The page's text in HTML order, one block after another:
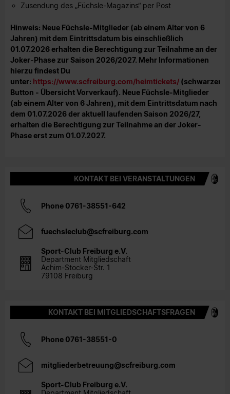
Zusendung des „Füchsle-Magazins“ per Post
Hinweis: Neue Füchsle-Mitglieder (ab einem Alter von 6
Jahren) mit dem Eintrittsdatum bis einschließlich
01.07.2026 erhalten die Berechtigung zur Teilnahme an der
Joker-Phase zur Saison 2026/2027. Mehr Informationen
hierzu findest Du
unter: https://www.scfreiburg.com/heimtickets/ (schwarzer
Button - Übersicht Vorverkauf). Neue Füchsle-Mitglieder
(ab einem Alter von 6 Jahren), mit dem Eintrittsdatum nach
dem 01.07.2026 der aktuell laufenden Saison 2026/27,
erhalten die Berechtigung zur Teilnahme an der Joker-
Phase erst zum 01.07.2027.
KONTAKT BEI VERANSTALTUNGEN
Phone 0761-38551-642
fuechsleclub@scfreiburg.com
Sport-Club Freiburg e.V.
Department Mitgliedschaft
Achim-Stocker-Str. 1
79108 Freiburg
KONTAKT BEI MITGLIEDSCHAFTSFRAGEN
Phone 0761-38551-0
mitgliederbetreuung@scfreiburg.com
Sport-Club Freiburg e.V.